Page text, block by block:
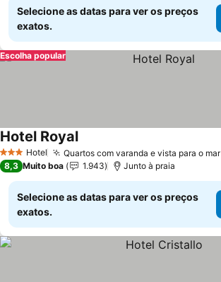
Selecione as datas para ver os preços
exatos.
Escolha popular
3 EstrelasHotel Quartos com varanda e vista para o mar
Hotel Royal
8,3 Muito boa 1.943 Junto à praia
Selecione as datas para ver os preços
exatos.